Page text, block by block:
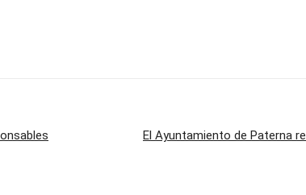
El Ayuntamiento de Paterna